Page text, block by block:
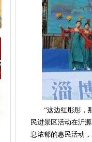
“这边红彤彤，那
民进景区活动在沂
息浓郁的惠民活动